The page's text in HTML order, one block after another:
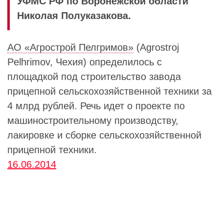
Николая Полуказакова.
АО «Агрострой Пелгримов» (Agrostroj
Pelhrimov, Чехия) определилось с
площадкой под строительство завода
прицепной сельскохозяйственной техники за
4 млрд рублей. Речь идет о проекте по
машиностроительному производству,
лакировке и сборке сельскохозяйственной
прицепной техники.
16.06.2014